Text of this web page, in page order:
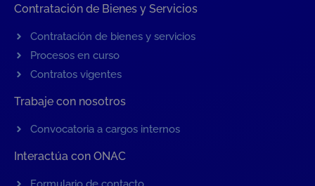
Contratación de Bienes y Servicios
Contratación de bienes y servicios
Procesos en curso
Contratos vigentes
Trabaje con nosotros
Convocatoria a cargos internos
Interactúa con ONAC